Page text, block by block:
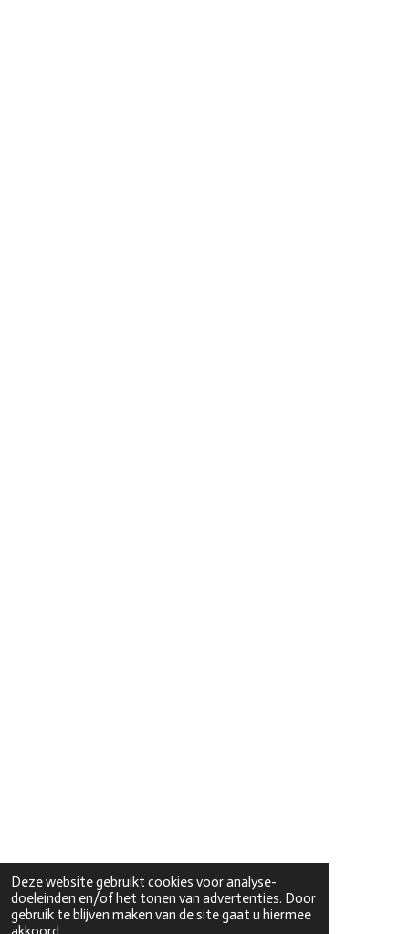
Deze website gebruikt cookies voor analyse-
doeleinden en/of het tonen van advertenties. Door
gebruik te blijven maken van de site gaat u hiermee